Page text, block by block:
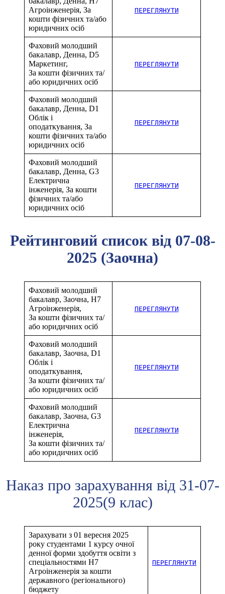
Агроінженерія, За
кошти фізичних та/або
юридичних осіб
ПЕРЕГЛЯНУТИ
Фаховий молодший
бакалавр, Денна, D5
Маркетинг,
За кошти фізичних та/
або юридичних осіб
ПЕРЕГЛЯНУТИ
Фаховий молодший
бакалавр, Денна, D1
Облік і
оподаткування, За
кошти фізичних та/або
юридичних осіб
ПЕРЕГЛЯНУТИ
Фаховий молодший
бакалавр, Денна, G3
Електрична
інженерія, За кошти
фізичних та/або
юридичних осіб
ПЕРЕГЛЯНУТИ
Рейтинговий список від 07-08-
2025 (Заочна)
Фаховий молодший
бакалавр, Заочна, H7
Агроінженерія,
За кошти фізичних та/
або юридичних осіб
ПЕРЕГЛЯНУТИ
Фаховий молодший
бакалавр, Заочна, D1
Облік і
оподаткування,
За кошти фізичних та/
або юридичних осіб
ПЕРЕГЛЯНУТИ
Фаховий молодший
бакалавр, Заочна, G3
Електрична
інженерія,
За кошти фізичних та/
або юридичних осіб
ПЕРЕГЛЯНУТИ
Наказ про зарахування від 31-07-
2025(9 клас)
Зарахувати з 01 вересня 2025
року студентами 1 курсу очної
денної форми здобуття освіти з
спеціальностями H7
Агроінженерія за кошти
державного (регіонального)
бюджету
ПЕРЕГЛЯНУТИ